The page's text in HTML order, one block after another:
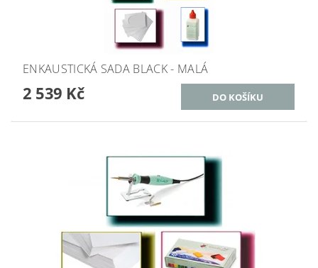
ENKAUSTICKÁ SADA BLACK - MALÁ
2 539 Kč